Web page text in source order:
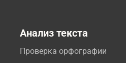
Анализ текста
Проверка орфографии